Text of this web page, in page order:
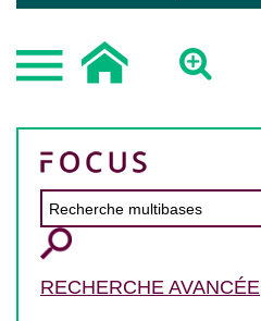
RECHERCHE AVANCÉE